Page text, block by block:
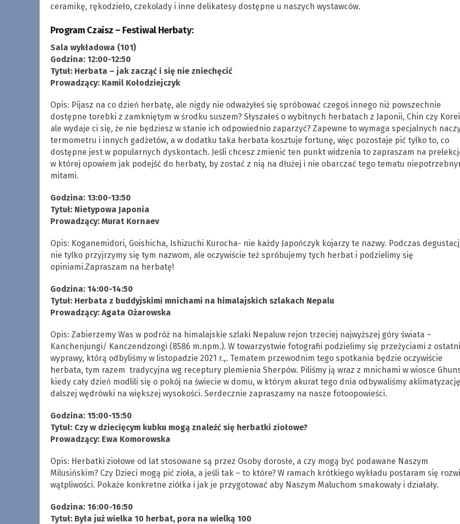
ceramikę, rękodzieło, czekolady i inne delikatesy dostępne u naszych wystawców.
Program Czaisz – Festiwal Herbaty:
Sala wykładowa (101)
Godzina: 12:00-12:50
Tytuł: Herbata – jak zacząć i się nie zniechęcić
Prowadzący: Kamil Kołodziejczyk
Opis: Pijasz na co dzień herbatę, ale nigdy nie odważyłeś się spróbować czegoś innego niż powszechnie
dostępne torebki z zamkniętym w środku suszem? Słyszałeś o wybitnych herbatach z Japonii, Chin czy Korei
ale wydaje ci się, że nie będziesz w stanie ich odpowiednio zaparzyć? Zapewne to wymaga specjalnych
termometru i innych gadżetów, a w dodatku taka herbata kosztuje fortunę, więc pozostaje pić tylko to, co
dostępne jest w popularnych dyskontach. Jeśli chcesz zmienić ten punkt widzenia to zapraszam na
w której opowiem jak podejść do herbaty, by zostać z nią na dłużej i nie obarczać tego tematu
mitami.
Godzina: 13:00-13:50
Tytuł: Nietypowa Japonia
Prowadzący: Murat Kornaev
Opis: Koganemidori, Goishicha, Ishizuchi Kurocha- nie każdy Japończyk kojarzy te nazwy. Podczas
nie tylko przyjrzymy się tym nazwom, ale oczywiście też spróbujemy tych herbat i podzielimy się
opiniami.Zapraszam na herbatę!
Godzina: 14:00-14:50
Tytuł: Herbata z buddyjskimi mnichami na himalajskich szlakach Nepalu
Prowadzący: Agata Ożarowska
Opis: Zabierzemy Was w podróż na himalajskie szlaki Nepaluw rejon trzeciej najwyższej góry świata –
Kanchenjungi/ Kanczendzongi (8586 m.npm.). W towarzystwie fotografii podzielimy się przeżyciami z
wyprawy, którą odbyliśmy w listopadzie 2021 r.,. Tematem przewodnim tego spotkania będzie oczywiście
herbata, tym razem tradycyjna wg receptury plemienia Sherpów. Piliśmy ją wraz z mnichami w wiosce
kiedy cały dzień modlili się o pokój na świecie w domu, w którym akurat tego dnia odbywaliśmy
dalszej wędrówki na większej wysokości. Serdecznie zapraszamy na nasze fotoopowieści.
Godzina: 15:00-15:50
Tytuł: Czy w dziecięcym kubku mogą znaleźć się herbatki ziołowe?
Prowadzący: Ewa Komorowska
Opis: Herbatki ziołowe od lat stosowane są przez Osoby dorosłe, a czy mogą być podawane Naszym
Milusińskim? Czy Dzieci mogą pić zioła, a jeśli tak – to które? W ramach krótkiego wykładu postaram się
wątpliwości. Pokaże konkretne ziółka i jak je przygotować aby Naszym Maluchom smakowały i działały.
Godzina: 16:00-16:50
Tytuł: Była już wielka 10 herbat, pora na wielką 100